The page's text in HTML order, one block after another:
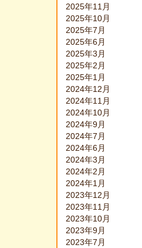
2025年11月
2025年10月
2025年7月
2025年6月
2025年3月
2025年2月
2025年1月
2024年12月
2024年11月
2024年10月
2024年9月
2024年7月
2024年6月
2024年3月
2024年2月
2024年1月
2023年12月
2023年11月
2023年10月
2023年9月
2023年7月